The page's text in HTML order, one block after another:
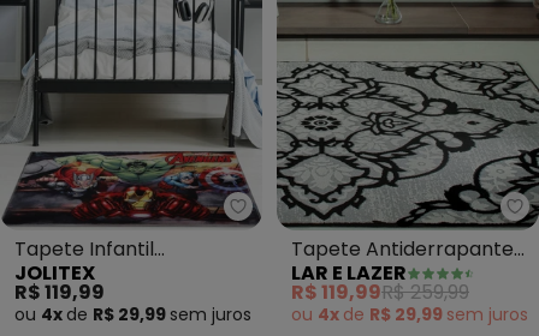
Jolitex - Tapete Infantil
Tapete Infantil
(Avengers) 70x100 cm
JOLITEX
R$ 119,99
ou 4x de R$ 29,99 sem juros
Tapete Antiderrapante
(Preto) 100x150 cm
LAR E LAZER
R$ 119,99R$ 259,99
ou 4x de R$ 29,99 sem juros